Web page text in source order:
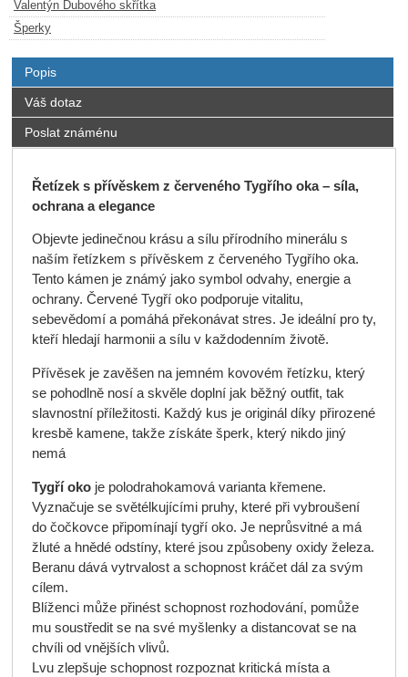
Valentýn Dubového skřítka
Šperky
Popis
Váš dotaz
Poslat známénu
Řetízek s přívěskem z červeného Tygřího oka – síla,
ochrana a elegance
Objevte jedinečnou krásu a sílu přírodního minerálu s
naším řetízkem s přívěskem z červeného Tygřího oka.
Tento kámen je známý jako symbol odvahy, energie a
ochrany. Červené Tygří oko podporuje vitalitu,
sebevědomí a pomáhá překonávat stres. Je ideální pro ty,
kteří hledají harmonii a sílu v každodenním životě.
Přívěsek je zavěšen na jemném kovovém řetízku, který
se pohodlně nosí a skvěle doplní jak běžný outfit, tak
slavnostní příležitosti. Každý kus je originál díky přirozené
kresbě kamene, takže získáte šperk, který nikdo jiný
nemá
Tygří okoje polodrahokamová varianta křemene.
Vyznačuje se světélkujícími pruhy, které při vybroušení
do čočkovce připomínají tygří oko. Je neprůsvitné a má
žluté a hnědé odstíny, které jsou způsobeny oxidy železa.
Beranu dává vytrvalost a schopnost kráčet dál za svým
cílem.
Blíženci může přinést schopnost rozhodování, pomůže
mu soustředit se na své myšlenky a distancovat se na
chvíli od vnějších vlivů.
Lvu zlepšuje schopnost rozpoznat kritická místa a